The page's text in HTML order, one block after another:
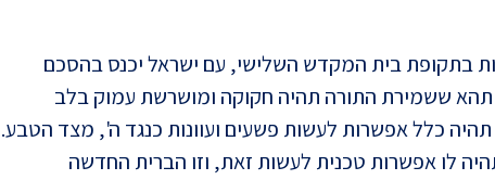
בתקופת בית המקדש השלישי, עם ישראל יכנס בהסכם
ששמירת התורה תהיה חקוקה ומושרשת עמוק בלב
כלל אפשרות לעשות פשעים ועוונות כנגד ה', מצד הטבע.
לו אפשרות טכנית לעשות זאת, וזו הברית החדשה